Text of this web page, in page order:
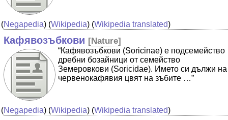
(Negapedia) (Wikipedia) (Wikipedia translated)
Кафявозъбкови [Nature]
“Кафявозъбкови (Soricinae) е подсемейство
дребни бозайници от семейство
Земеровкови (Soricidae). Името си дължи на
червенокафявия цвят на зъбите …”
(Negapedia) (Wikipedia) (Wikipedia translated)